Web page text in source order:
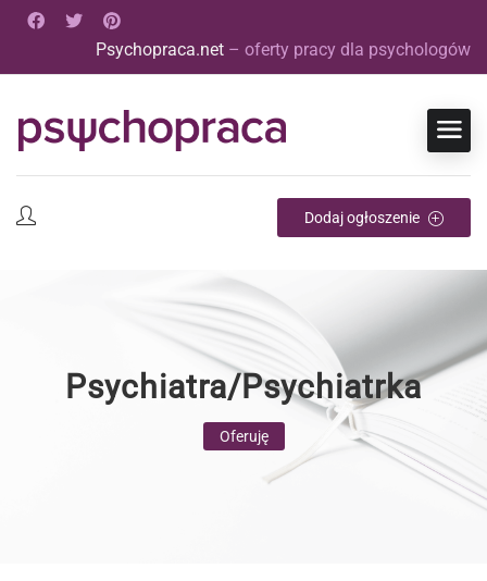
Psychopraca.net – oferty pracy dla psychologów
Dodaj ogłoszenie
Psychiatra/Psychiatrka
Oferuję